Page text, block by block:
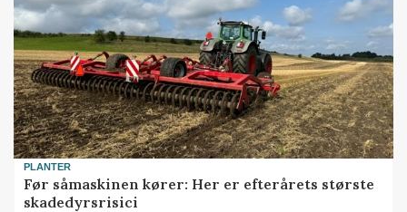
PLANTER
Før såmaskinen kører: Her er efterårets største
skadedyrsrisici